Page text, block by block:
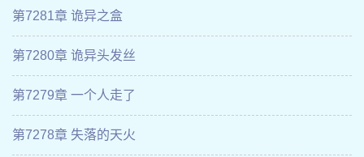
第7281章 诡异之盒
第7280章 诡异头发丝
第7279章 一个人走了
第7278章 失落的天火